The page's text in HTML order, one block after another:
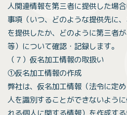
人関連情報を第三者に提供した場
事項（いつ、どのような提供先に
を提供したか、どのように第三者
等）について確認・記録します。
（７）仮名加工情報の取扱い
①仮名加工情報の作成
弊社は、仮名加工情報（法令に定
人を識別することができないよう